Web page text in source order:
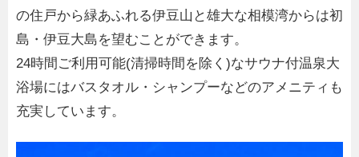
の住戸から緑あふれる伊豆山と雄大な相模湾からは初
島・伊豆大島を望むことができます。
24時間ご利用可能(清掃時間を除く)なサウナ付温泉大
浴場にはバスタオル・シャンプーなどのアメニティも
充実しています。